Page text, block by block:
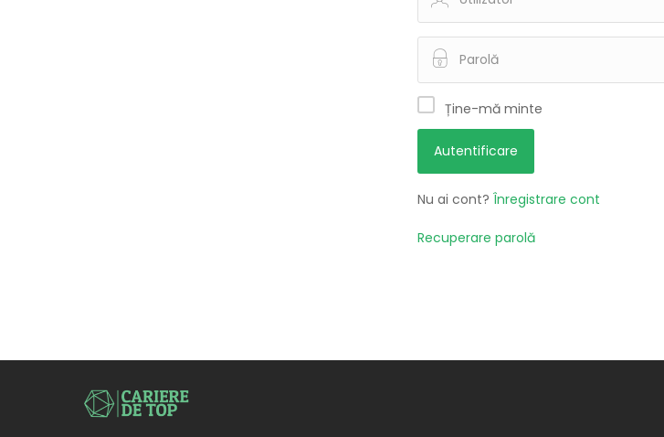
Ține-mă minte
Nu ai cont? Înregistrare cont
Recuperare parolă